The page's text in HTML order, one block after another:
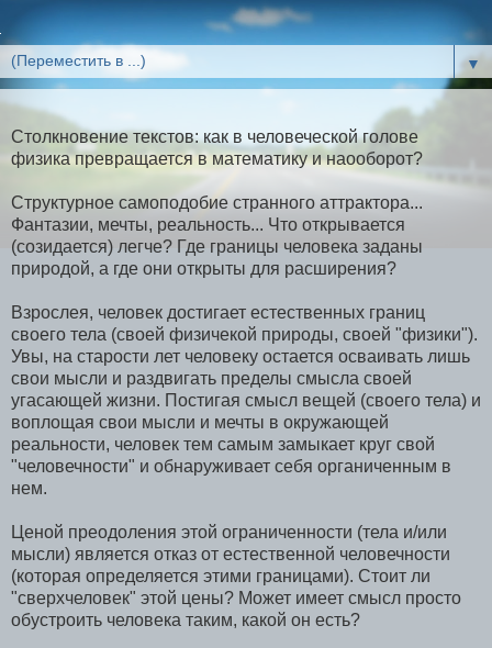
▼
Столкновение текстов: как в человеческой голове
физика превращается в математику и наооборот?
Структурное самоподобие странного аттрактора...
Фантазии, мечты, реальность... Что открывается
(созидается) легче? Где границы человека заданы
природой, а где они открыты для расширения?
Взрослея, человек достигает естественных границ
своего тела (своей физичекой природы, своей "физики").
Увы, на старости лет человеку остается осваивать лишь
свои мысли и раздвигать пределы смысла своей
угасающей жизни. Постигая смысл вещей (своего тела) и
воплощая свои мысли и мечты в окружающей
реальности, человек тем самым замыкает круг свой
"человечности" и обнаруживает себя органиченным в
нем.
Ценой преодоления этой ограниченности (тела и/или
мысли) является отказ от естественной человечности
(которая определяется этими границами). Стоит ли
"сверхчеловек" этой цены? Может имеет смысл просто
обустроить человека таким, какой он есть?